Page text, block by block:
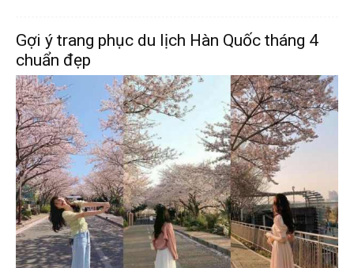
Gợi ý trang phục du lịch Hàn Quốc tháng 4
chuẩn đẹp